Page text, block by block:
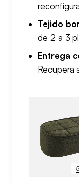
Tapizado
suave,
resto de la
vacío,
forma en
Tejido
de 2 a 3
Entrega
Recupera